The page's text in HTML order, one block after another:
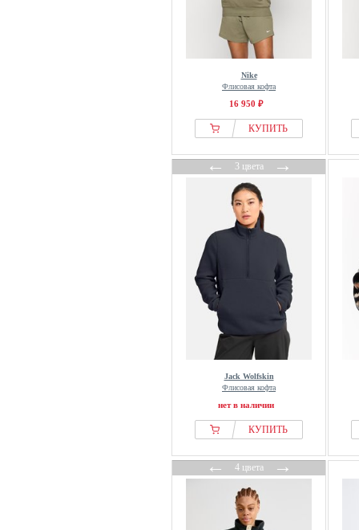
Nike
Флисовая кофта
16 950 ₽
КУПИТЬ
←3 цвета→
Jack Wolfskin
Флисовая кофта
нет в наличии
КУПИТЬ
←4 цвета→